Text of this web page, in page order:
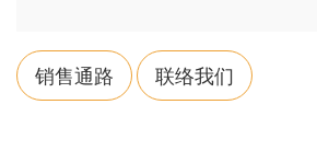
销售通路 联络我们